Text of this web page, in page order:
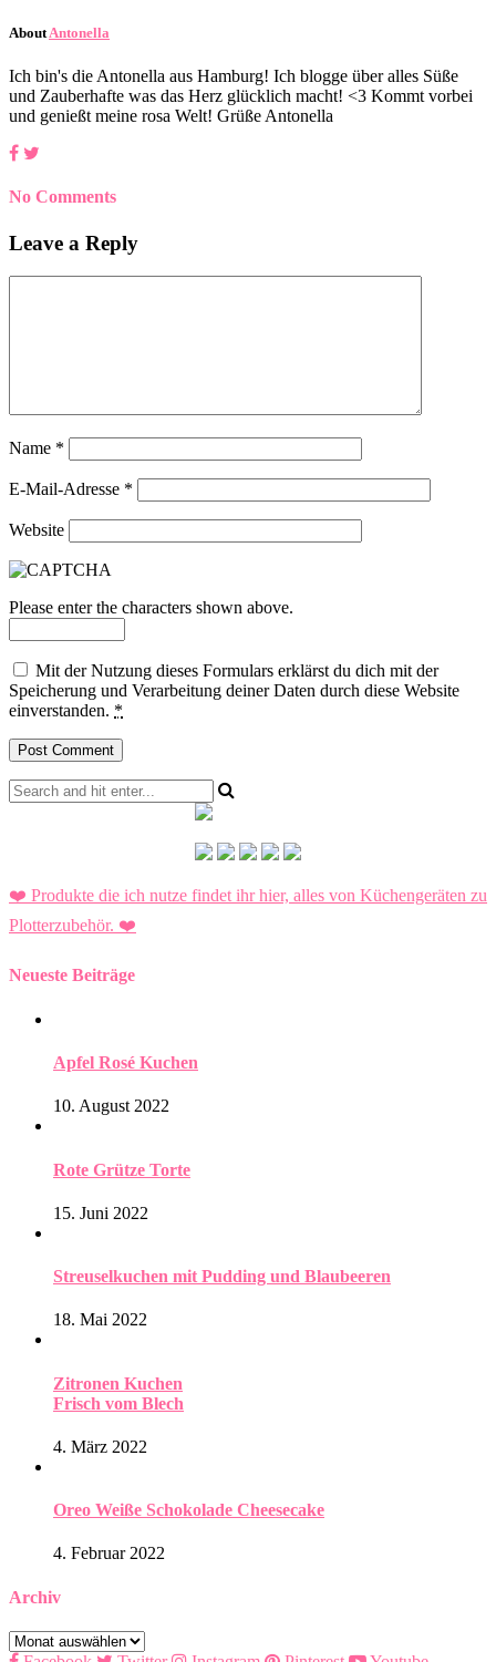
About Antonella
Ich bin's die Antonella aus Hamburg! Ich blogge über alles Süße
und Zauberhafte was das Herz glücklich macht! <3 Kommt vorbei
und genießt meine rosa Welt! Grüße Antonella
No Comments
Leave a Reply
Name *
E-Mail-Adresse *
Website
Please enter the characters shown above.
Mit der Nutzung dieses Formulars erklärst du dich mit der
Speicherung und Verarbeitung deiner Daten durch diese Website
einverstanden. *
❤️ Produkte die ich nutze findet ihr hier, alles von Küchengeräten zu
Plotterzubehör. ❤️
Neueste Beiträge
Apfel Rosé Kuchen
10. August 2022
Rote Grütze Torte
15. Juni 2022
Streuselkuchen mit Pudding und Blaubeeren
18. Mai 2022
Zitronen Kuchen
Frisch vom Blech
4. März 2022
Oreo Weiße Schokolade Cheesecake
4. Februar 2022
Archiv
Archiv